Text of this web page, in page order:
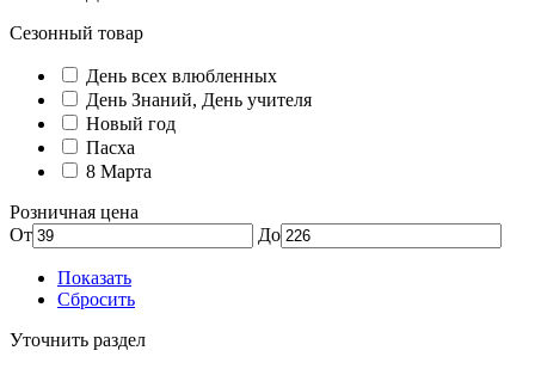
Сезонный товар
День всех влюбленных
День Знаний, День учителя
Новый год
Пасха
8 Марта
Розничная цена
От
До
Показать
Сбросить
Уточнить раздел